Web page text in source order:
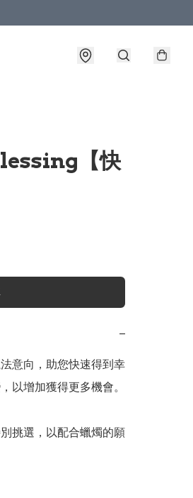
【快
−
意向，助您快速得到幸
以增加獲得更多機會。
挑選，以配合蠟燭的願